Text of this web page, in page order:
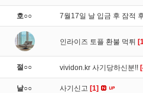
호○○ 7월17일 날 입금 후 잠적
인라이즈 토플 환불 먹튀
절○○ vividon.kr 사기당하신분!!
날○○ 사기신고 [1]